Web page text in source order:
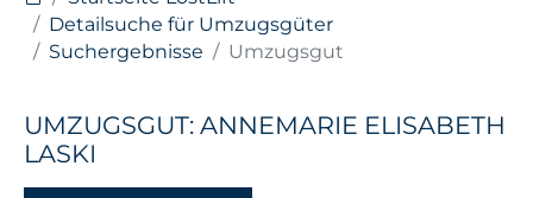
Detailsuche für Umzugsgüter
Suchergebnisse
Umzugsgut
UMZUGSGUT: ANNEMARIE ELISABETH
LASKI